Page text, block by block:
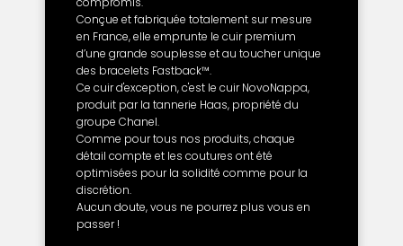
Conçue et fabriquée totalement sur mesure
en France, elle emprunte le cuir premium
d’une grande souplesse et au toucher unique
des bracelets Fastback™.
Ce cuir d'exception, c'est le cuir NovoNappa,
produit par la tannerie Haas, propriété du
groupe Chanel.
Comme pour tous nos produits, chaque
détail compte et les coutures ont été
optimisées pour la solidité comme pour la
discrétion.
Aucun doute, vous ne pourrez plus vous en
passer !